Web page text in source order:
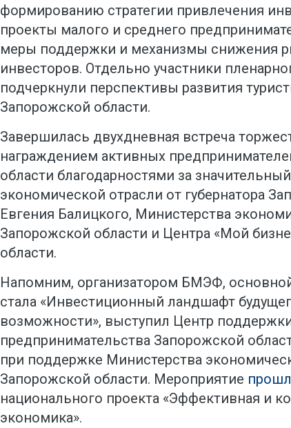
формированию стратегии привлечения
проекты малого и среднего
меры поддержки и механизмы снижения
инвесторов. Отдельно участники
подчеркнули перспективы развития
Запорожской области.
Завершилась двухдневная встреча
награждением активных
области благодарностями за
экономической отрасли от губернатора
Евгения Балицкого, Министерства
Запорожской области и Центра «Мой
области.
Напомним, организатором БМЭФ,
стала «Инвестиционный ландшафт
возможности», выступил Центр
предпринимательства Запорожской
при поддержке Министерства
Запорожской области. Мероприятие
национального проекта «Эффективная и
экономика».